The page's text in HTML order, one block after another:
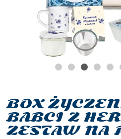
BOX
BABCI Z
ZESTAW NA
Przejdź
na
początek
galerii